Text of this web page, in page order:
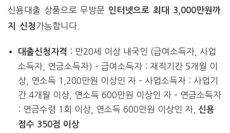
신용대출 상품으로 무방문 인터넷으로 최대 3,000만원까
지 신청가능합니다.
대출신청자격 : 만20세 이상 내국인 (급여소득자, 사업
소득자, 연금소득자) – 급여소득자 : 재직기간 5개월 이
상, 연소득 1,200만원 이상인 자 – 사업소득자 : 사업기
간 4개월 이상, 연소득 600만원 이상인 자 – 연금소득자
: 연금수령 1회 이상, 연소득 600만원 이상인 자,신용
점수 350점 이상